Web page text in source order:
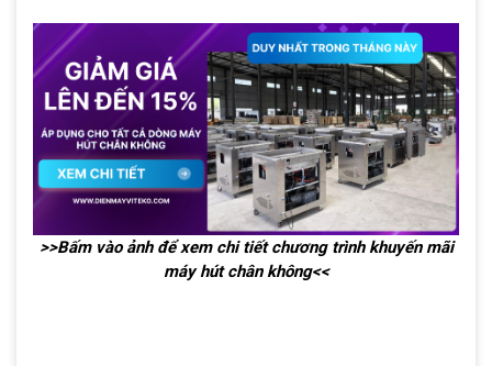
>>Bấm vào ảnh để xem chi tiết chương trình khuyến mãi
máy hút chân không<<